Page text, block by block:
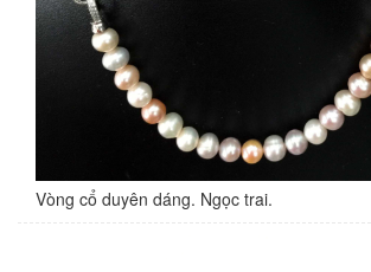
Vòng cổ duyên dáng. Ngọc trai.